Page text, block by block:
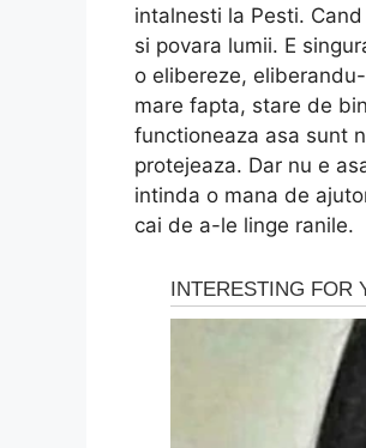
intalnesti la Pesti.
si povara lumii. E
o elibereze,
mare fapta, stare de
functioneaza asa sunt
protejeaza. Dar nu e
intinda o mana de
cai de a-le linge ranile.